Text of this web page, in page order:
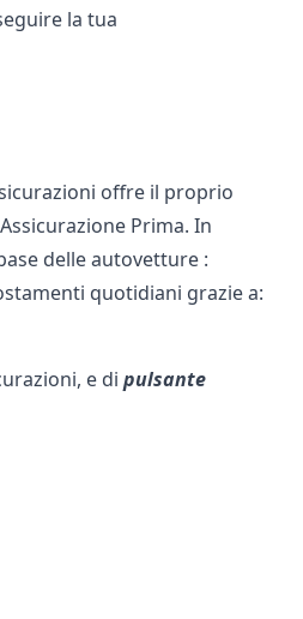
la tua
offre il proprio
Assicurazione Prima. In
delle autovetture :
quotidiani grazie a:
e di pulsante